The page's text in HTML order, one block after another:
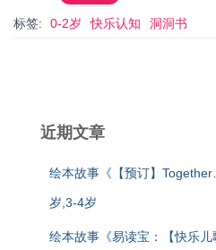
标签: 0-2岁 快乐认知 洞洞书
近期文章
绘本故事《【预订】
岁,3-4岁
绘本故事《易读宝：【快乐